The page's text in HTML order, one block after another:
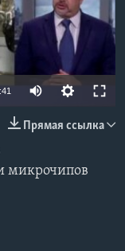
available
Прямая ссылка
микрочипов